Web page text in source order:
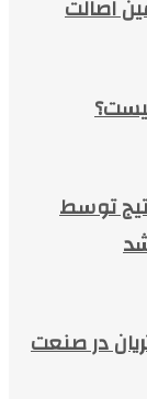
اصالت
توسط
در صنعت